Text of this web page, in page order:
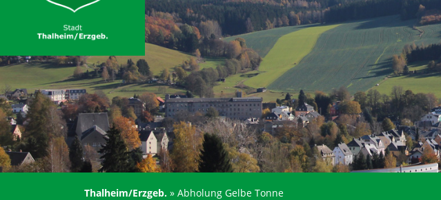
Thalheim/Erzgeb. » Abholung Gelbe Tonne